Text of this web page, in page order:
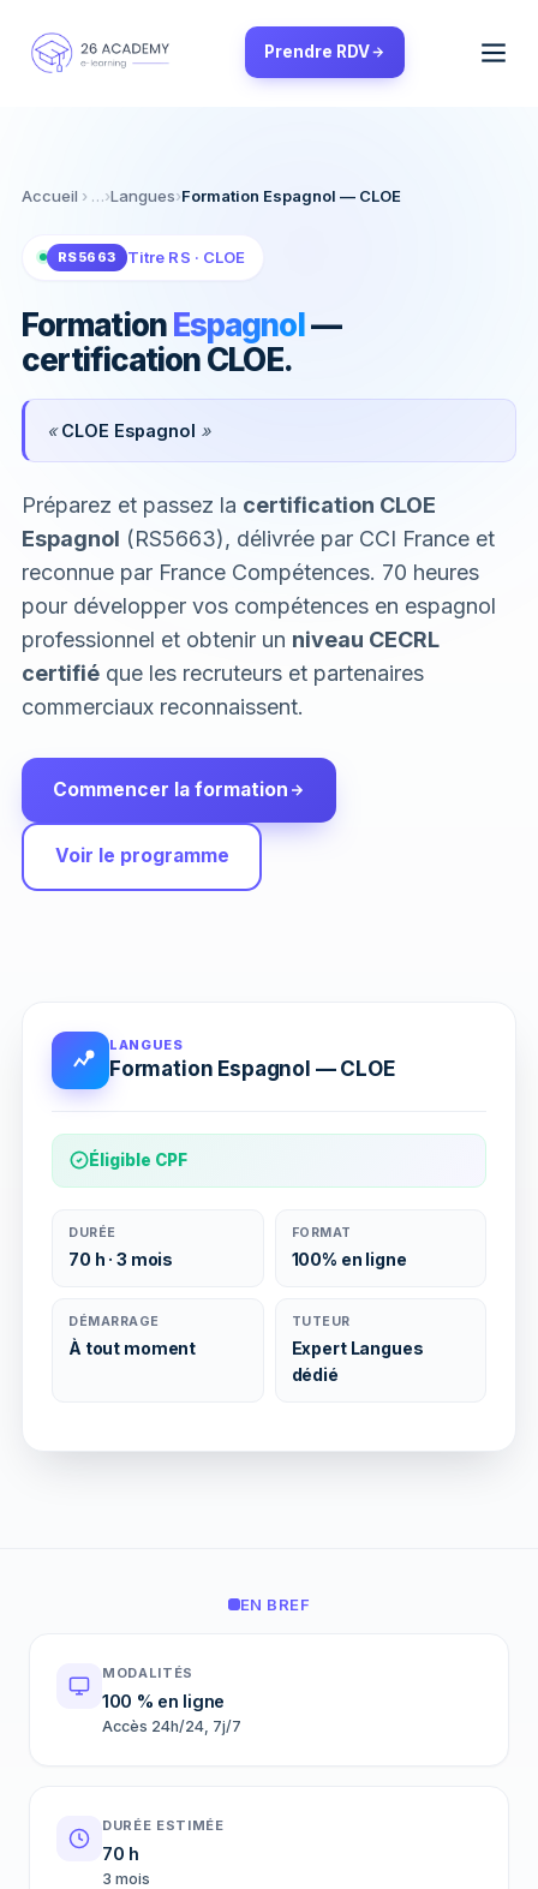
Prendre RDV
Accueil ›Langues›Formation Espagnol — CLOE
RS5663 Titre RS · CLOE
FormationEspagnol—
certification CLOE.
«CLOE Espagnol »
Préparez et passez la certification CLOE
Espagnol (RS5663), délivrée par CCI France et
reconnue par France Compétences. 70 heures
pour développer vos compétences en espagnol
professionnel et obtenir un niveau CECRL
certifié que les recruteurs et partenaires
commerciaux reconnaissent.
Commencer la formation
Voir le programme
LANGUES
Formation Espagnol — CLOE
Éligible CPF
DURÉE
70 h · 3 mois
FORMAT
100% en ligne
DÉMARRAGE
À tout moment
TUTEUR
Expert Langues
dédié
EN BREF
MODALITÉS
100 % en ligne
Accès 24h/24, 7j/7
DURÉE ESTIMÉE
70 h
3 mois